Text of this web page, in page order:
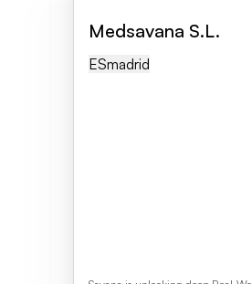
Borrar búsqueda
Medsavana S.L.
ESMadrid